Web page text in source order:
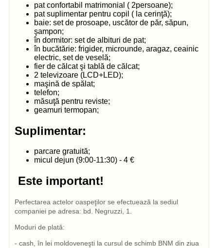
pat confortabil matrimonial ( 2persoane);
pat suplimentar pentru copil ( la cerinţă);
baie: set de prosoape, uscător de păr, săpun,
şampon;
în dormitor: set de albituri de pat;
în bucătărie: frigider, microunde, aragaz, ceainic
electric, set de veselă;
fier de călcat şi tablă de călcat;
2 televizoare (LCD+LED);
maşină de spălat;
telefon;
măsuţă pentru reviste;
geamuri termopan;
Suplimentar:
parcare gratuită;
micul dejun (9:00-11:30) - 4 €
Este important!
Perfectarea actelor oaspeţilor se efectuează la sediul
companiei pe adresa: bd. Negruzzi, 1.
Moduri de plată:
- cash, în lei moldoveneşti la cursul de schimb BNM din ziua